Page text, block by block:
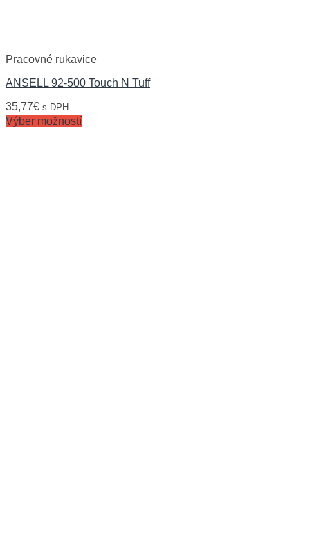
Pracovné rukavice
ANSELL 92-500 Touch N Tuff
35,77€ s DPH
Výber možností